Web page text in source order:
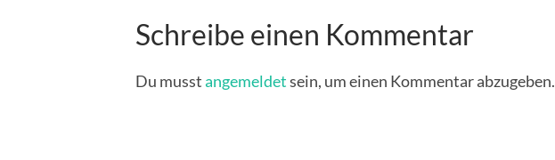
Schreibe einen Kommentar
Du musstangemeldetsein, um einen Kommentar abzugeben.